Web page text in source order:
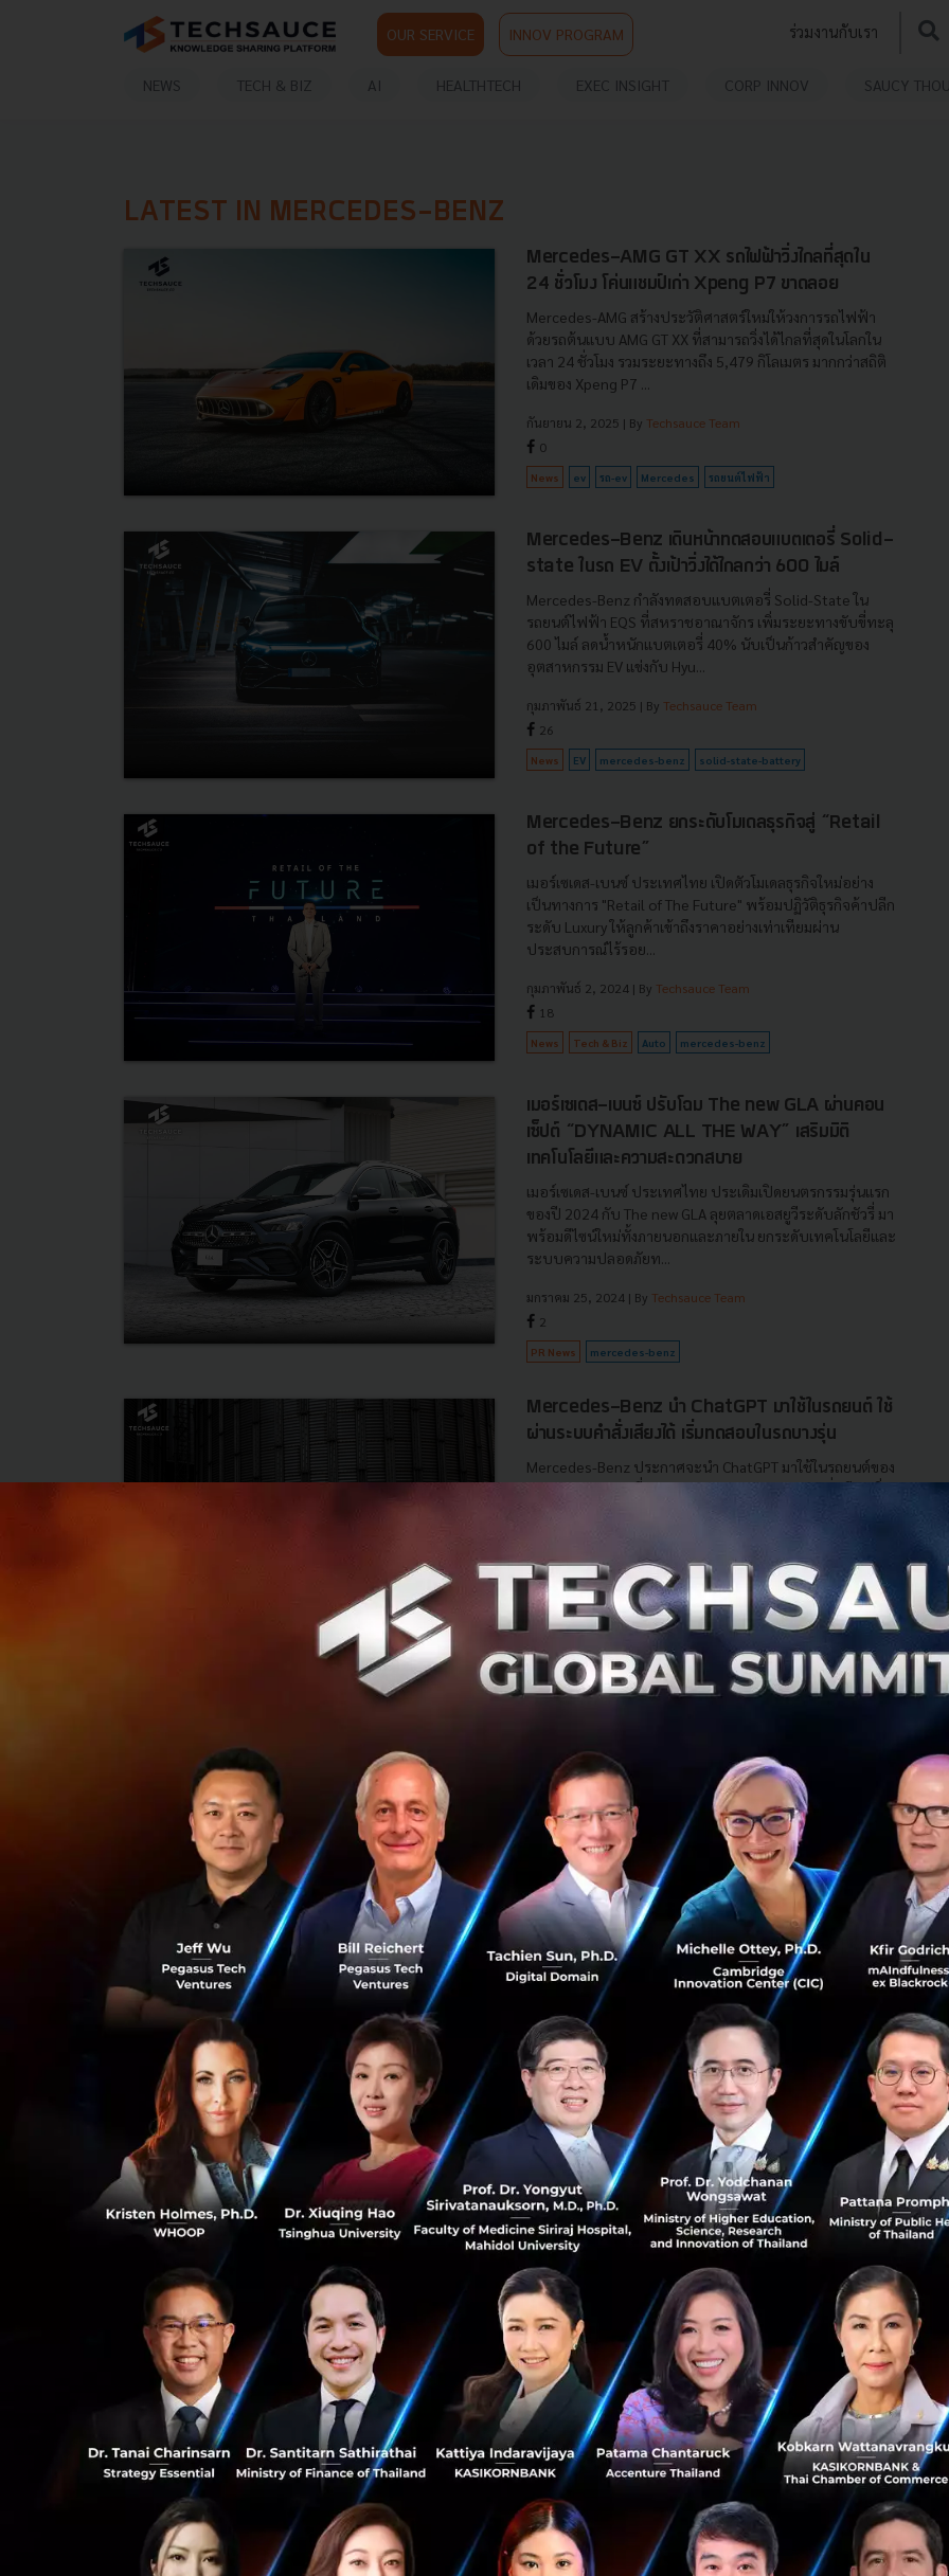
OUR SERVICE INNOV PROGRAM ร่วมงานกับเรา
NEWS TECH & BIZ AI HEALTHTECH EXEC INSIGHT CORP INNOV SAUCY
LATEST IN MERCEDES-BENZ
Mercedes-AMG GT XX รถไฟฟ้าวิ่งไกลที่สุดใน
24 ชั่วโมง โค่นแชมป์เก่า Xpeng P7 ขาดลอย
Mercedes-AMG สร้างประวัติศาสตร์ใหม่ให้วงการรถไฟฟ้า
ด้วยรถต้นแบบ AMG GT XX ที่สามารถวิ่งได้ไกลที่สุดในโลกใน
เวลา 24 ชั่วโมง รวมระยะทางถึง 5,479 กิโลเมตร มากกว่าสถิติ
เดิมของ Xpeng P7 ...
กันยายน 2, 2025 | By Techsauce Team
0
News ev รถ-ev Mercedes รถยนต์ไฟฟ้า
Mercedes-Benz เดินหน้าทดสอบแบตเตอรี่ Solid-
state ในรถ EV ตั้งเป้าวิ่งได้ไกลกว่า 600 ไมล์
Mercedes-Benz กำลังทดสอบแบตเตอรี่ Solid-State ใน
รถยนต์ไฟฟ้า EQS ที่สหราชอาณาจักร เพิ่มระยะทางขับขี่ทะลุ
600 ไมล์ ลดน้ำหนักแบตเตอรี่ 40% นับเป็นก้าวสำคัญของ
อุตสาหกรรม EV แข่งกับ Hyu...
กุมภาพันธ์ 21, 2025 | By Techsauce Team
26
News EV mercedes-benz solid-state-battery
Mercedes-Benz ยกระดับโมเดลธุรกิจสู่ “Retail
of the Future”
เมอร์เซเดส-เบนซ์ ประเทศไทย เปิดตัวโมเดลธุรกิจใหม่อย่าง
เป็นทางการ "Retail of The Future" พร้อมปฏิวัติธุรกิจค้าปลีก
ระดับ Luxury ให้ลูกค้าเข้าถึงราคาอย่างเท่าเทียมผ่าน
ประสบการณ์ไร้รอย...
กุมภาพันธ์ 2, 2024 | By Techsauce Team
18
News Tech & Biz Auto mercedes-benz
เมอร์เซเดส-เบนซ์ ปรับโฉม The new GLA ผ่านคอน
เซ็ปต์ “DYNAMIC ALL THE WAY” เสริมมิติ
เทคโนโลยีและความสะดวกสบาย
เมอร์เซเดส-เบนซ์ ประเทศไทย ประเดิมเปิดยนตรกรรมรุ่นแรก
ของปี 2024 กับ The new GLA ลุยตลาดเอสยูวีระดับลักชัวรี่ มา
พร้อมดีไซน์ใหม่ทั้งภายนอกและภายใน ยกระดับเทคโนโลยีและ
ระบบความปลอดภัยท...
มกราคม 25, 2024 | By Techsauce Team
2
PR News mercedes-benz
Mercedes-Benz นำ ChatGPT มาใช้ในรถยนต์ ใช้
ผ่านระบบคำสั่งเสียงได้ เริ่มทดสอบในรถบางรุ่น
Mercedes-Benz ประกาศจะนำ ChatGPT มาใช้ในรถยนต์ของ
Mercedes-Benz ที่รองรับ MBUX รองรับระบบคำสั่งเสียง เริ่ม
0
News ai MBUX chatgpt mercedes-benz
Mercedes Benz ลงทุนกว่าพันล้านดอลลาร์ปรับปรุง
Mercedes Benz ลงทุนกว่าพันล้านดอลลาร์ปรับปรุงโรงงาน
ผลิตรถไฟฟ้า พร้อมที่จะเปลี่ยนจากการใช้พลังงานฟอสซิลมา
ใช้พลังงานไฟฟ้าทั้งหมดภายในสิ้นทศวรรษนี้ ถ้าสภาวะตลาด
เอื้ออำนวย...
มีนาคม 21, 2023| By
Techsauce Team
News automobile mercedes-benz sustainability
Mercedes-Benz Leasing เปลี่ยนชื่อเป็น
Mercedes-Benz Mobility
Mercedes-Benz Leasing เปลี่ยนชื่อเป็น Mercedes-Benz
Mobility ตอกย้ำการเป็นธุรกิจที่มากกว่าบริษัทสินเชื่อรถยนต์
พร้อมการนำเสนอผลิตภัณฑ์ทางการเงินรูปแบบใหม่และธุรกิจ
เกี่ยวเนื่องเพื่อ...
ตุลาคม 25, 2022| By Techsauce Team
PR News service mobility starchoice mercedes-benz
MERCEDES-BENZ ยกทัพรถยนต์ Luxury ลุย
งาน มอเตอร์โชว์ ครั้งที่ 43 สร้างประสบการณ์การขับขี่
แห่งอนาคต
MERCEDES-BENZ ยกทัพรถยนต์ Luxury ลุยงาน บางกอก
อินเตอร์เนชั่นแนล มอเตอร์โชว์ ครั้งที่ 43 สร้างประสบการณ์
การขับขี่แห่งอนาคต ภายใต้คอนเซ็ปต์ Reinvention of
Tomorrow พร้อมเปิดตัวรถยนต...
มีนาคม 17, 2022| ByTechsauce Team
37
PR News Reinvention of Tomorrow
บางกอก อินเตอร์เนชั่นแนล มอเตอร์โชว์ ครั้งที่ 43